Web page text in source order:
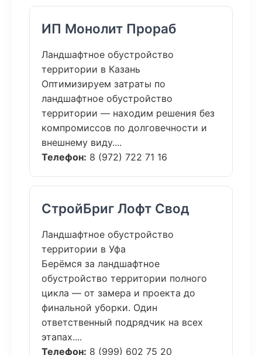
ИП Монолит Прораб
Ландшафтное обустройство
территории в Казань
Оптимизируем затраты по
ландшафтное обустройство
территории — находим решения без
компромиссов по долговечности и
внешнему виду....
Телефон: 8 (972) 722 71 16
СтройБриг Лофт Свод
Ландшафтное обустройство
территории в Уфа
Берёмся за ландшафтное
обустройство территории полного
цикла — от замера и проекта до
финальной уборки. Один
ответственный подрядчик на всех
этапах....
Телефон: 8 (999) 602 75 20